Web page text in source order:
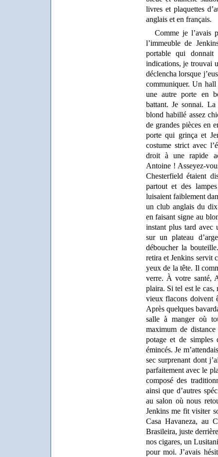
livres et plaquettes
anglais et en français.
Comme je l’avais
l’immeuble de
portable qui
indications, je trouvai
déclencha lorsque
communiquer. Un
une autre porte en
battant. Je sonnai.
blond habillé assez
de grandes pièces en
porte qui grinça et
costume strict avec
droit à une rapide
Antoine ! Asseyez-
Chesterfield étaient
partout et des
luisaient faiblement
un club anglais du
en faisant signe au
instant plus tard avec
sur un plateau
déboucher la
retira et Jenkins servit
yeux de la tête. Il
verre. À votre santé,
plaira. Si tel est le
vieux flacons doivent
Après quelques
salle à manger où
maximum de
potage et de simples
émincés. Je
sec surprenant dont
parfaitement avec le
composé des
ainsi que d’autres
au salon où nous
Jenkins me fit visiter
Casa Havaneza, au
Brasileira, juste
nos cigares, un
pour moi. J’avais